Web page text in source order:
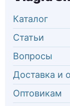
Каталог
Статьи
Вопросы
Доставка и
Оптовикам